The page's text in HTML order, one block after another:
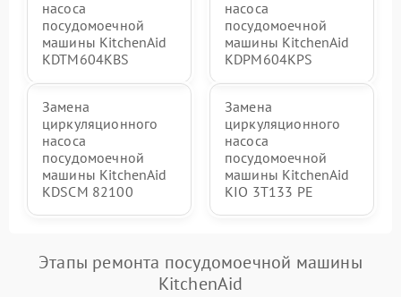
насоса
посудомоечной
машины KitchenAid
KDTM604KBS
насоса
посудомоечной
машины KitchenAid
KDPM604KPS
Замена
циркуляционного
насоса
посудомоечной
машины KitchenAid
KDSCM 82100
Замена
циркуляционного
насоса
посудомоечной
машины KitchenAid
KIO 3T133 PE
Этапы ремонта посудомоечной машины
KitchenAid